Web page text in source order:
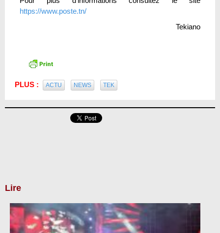
https://www.poste.tn/
Tekiano
PLUS : ACTU NEWS TEK
Lire